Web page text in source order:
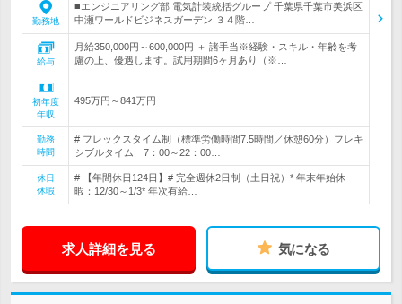
勤務地
■エンジニアリング部 電気計装統括グループ 千葉県千葉市美浜区
中瀬ワールドビジネスガーデン ３４階…
給与
月給350,000円～600,000円 ＋ 諸手当※経験・スキル・年齢を考
慮の上、優遇します。試用期間6ヶ月あり（※…
初年度
年収
495万円～841万円
勤務
時間
# フレックスタイム制（標準労働時間7.5時間／休憩60分）フレキ
シブルタイム 7：00～22：00…
休日
休暇
# 【年間休日124日】# 完全週休2日制（土日祝）* 年末年始休
暇：12/30～1/3* 年次有給…
求人詳細を見る 気になる